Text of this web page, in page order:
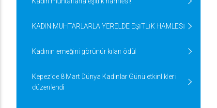
KADIN MUHTARLARLA YERELDE EŞİTLİK HAMLESİ
Kadının emeğini görünür kılan ödül
Kepez’de 8 Mart Dünya Kadınlar Günü etkinlikleri
düzenlendi